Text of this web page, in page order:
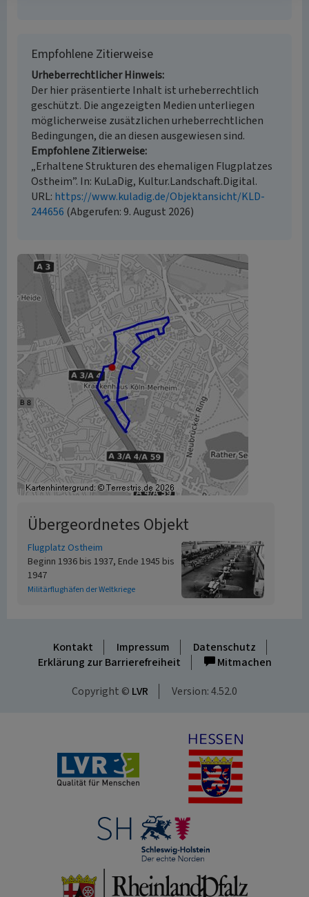
Empfohlene Zitierweise
Urheberrechtlicher Hinweis
Der hier präsentierte Inhalt ist urheberrechtlich
geschützt. Die angezeigten Medien unterliegen
möglicherweise zusätzlichen urheberrechtlichen
Bedingungen, die an diesen ausgewiesen sind.
Empfohlene Zitierweise
„Erhaltene Strukturen des ehemaligen Flugplatzes
Ostheim”. In: KuLaDig, Kultur.Landschaft.Digital.
URL: https://www.kuladig.de/Objektansicht/KLD-
244656 (Abgerufen: 9. August 2026)
Übergeordnetes Objekt
Flugplatz Ostheim
Beginn 1936 bis 1937, Ende 1945 bis
1947
Militärflughäfen der Weltkriege
Kontakt Impressum
Datenschutz
Erklärung zur Barrierefreiheit
Mitmachen
Copyright © LVR Version: 4.52.0